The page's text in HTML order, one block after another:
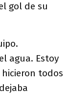
gol de su
agua. Estoy
todos